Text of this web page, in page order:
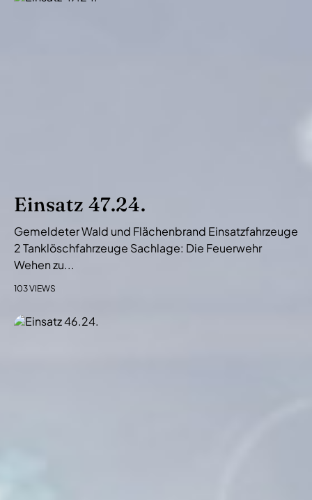
Einsatz 47.24.
Gemeldeter Wald und Flächenbrand Einsatzfahrzeuge
2 Tanklöschfahrzeuge Sachlage: Die Feuerwehr
Wehen zu...
103 VIEWS